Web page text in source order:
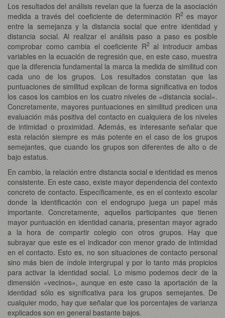
Los resultados del análisis revelan que la fuerza de la asociación
medida a través del coeficiente de determinación R2es mayor
entre la semejanza y la distancia social que entre identidad y
distancia social. Al realizar el análisis paso a paso es posible
comprobar como cambia el coeficiente R2al introducir ambas
variables en la ecuación de regresión que, en este caso, muestra
que la diferencia fundamental la marca la medida de similitud con
cada uno de los grupos. Los resultados constatan que las
puntuaciones de similitud explican de forma significativa en todos
los casos los cambios en los cuatro niveles de «distancia social».
Concretamente, mayores puntuaciones en similitud predicen una
evaluación más positiva del contacto en cualquiera de los niveles
de intimidad o proximidad. Además, es interesante señalar que
esta relación siempre es más potente en el caso de los grupos
semejantes, que cuando los grupos son diferentes de alto o de
bajo estatus.
En cambio, la relación entre distancia social e identidad es menos
consistente. En este caso, existe mayor dependencia del contexto
concreto de contacto. Específicamente, es en el contexto escolar
donde la identificación con el endogrupo juega un papel más
importante. Concretamente, aquellos participantes que tienen
mayor puntuación en identidad canaria, presentan mayor agrado
a la hora de compartir colegio con otros grupos. Hay que
subrayar que este es el indicador con menor grado de intimidad
en el contacto. Esto es, no son situaciones de contacto personal
sino más bien de índole intergrupal y por lo tanto más propicios
para activar la identidad social. Lo mismo podemos decir de la
dimensión «vecinos», aunque en este caso la aportación de la
identidad sólo es significativa para los grupos semejantes. De
cualquier modo, hay que señalar que los porcentajes de varianza
explicados son en general bastante bajos.